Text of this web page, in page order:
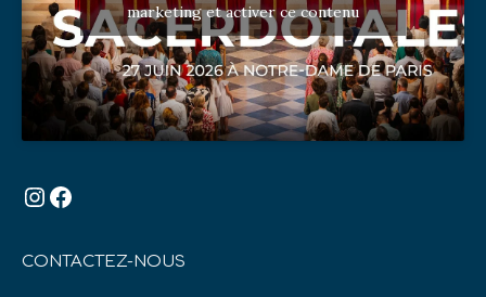
marketing et activer ce contenu
Instagram
Facebook
CONTACTEZ-NOUS